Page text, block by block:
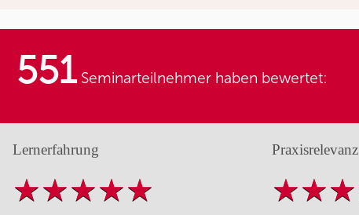
551 Seminarteilnehmer haben bewertet:
Lernerfahrung Praxisrelevanz